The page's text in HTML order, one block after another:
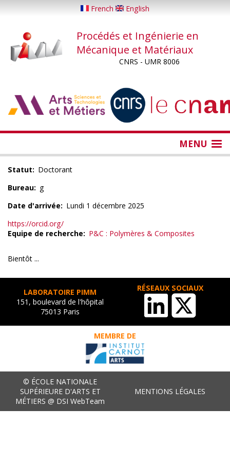
principal
French English
Procédés et Ingénierie en
Mécanique et Matériaux
CNRS - UMR 8006
MENU
Statut
Doctorant
Bureau
g
Date d'arrivée
Lundi 1 décembre 2025
https://orcid.org/
Equipe de recherche
P&C : Polymères & Composites
Bientôt ...
LABORATOIRE PIMM
151, boulevard de l'hôpital
75013 Paris
RÉSEAUX SOCIAUX
MEMBRE DE
© ÉCOLE NATIONALE
SUPÉRIEURE D'ARTS ET
MÉTIERS @ DSI WebTeam
MENTIONS LÉGALES